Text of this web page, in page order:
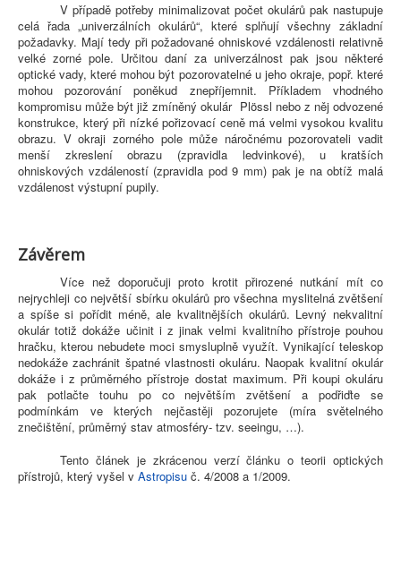
V případě potřeby minimalizovat počet okulárů pak nastupuje
celá řada „univerzálních okulárů“, které splňují všechny základní
požadavky. Mají tedy při požadované ohniskové vzdálenosti relativně
velké zorné pole. Určitou daní za univerzálnost pak jsou některé
optické vady, které mohou být pozorovatelné u jeho okraje, popř. které
mohou pozorování poněkud znepříjemnit. Příkladem vhodného
kompromisu může být již zmíněný okulár Plössl nebo z něj odvozené
konstrukce, který při nízké pořizovací ceně má velmi vysokou kvalitu
obrazu. V okraji zorného pole může náročnému pozorovateli vadit
menší zkreslení obrazu (zpravidla ledvinkové), u kratších
ohniskových vzdáleností (zpravidla pod 9 mm) pak je na obtíž malá
vzdálenost výstupní pupily.
Závěrem
Více než doporučuji proto krotit přirozené nutkání mít co
nejrychleji co největší sbírku okulárů pro všechna myslitelná zvětšení
a spíše si pořídit méně, ale kvalitnějších okulárů. Levný nekvalitní
okulár totiž dokáže učinit i z jinak velmi kvalitního přístroje pouhou
hračku, kterou nebudete moci smysluplně využít. Vynikající teleskop
nedokáže zachránit špatné vlastnosti okuláru. Naopak kvalitní okulár
dokáže i z průměrného přístroje dostat maximum. Při koupi okuláru
pak potlačte touhu po co největším zvětšení a podřiďte se
podmínkám ve kterých nejčastěji pozorujete (míra světelného
znečištění, průměrný stav atmosféry- tzv. seeingu, …).
Tento článek je zkrácenou verzí článku o teorii optických
přístrojů, který vyšel v Astropisu č. 4/2008 a 1/2009.